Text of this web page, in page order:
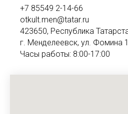
+7 85549 2-14-66
otkult.men@tatar.ru
423650, Республика
г. Менделеевск, ул. Фомина
Часы работы: 8:00-17:00